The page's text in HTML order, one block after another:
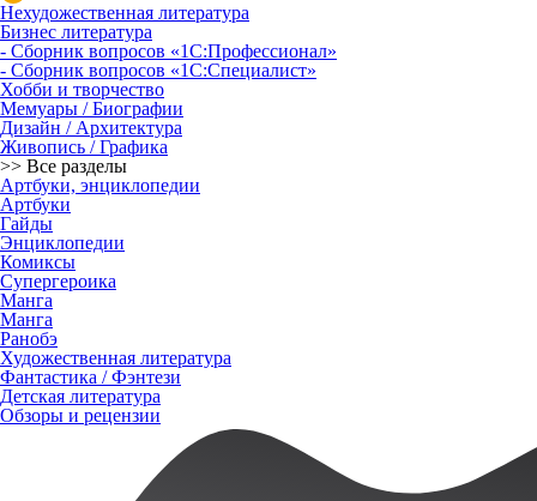
Нехудожественная литература
Бизнес литература
- Сборник вопросов «1С:Профессионал»
- Сборник вопросов «1С:Специалист»
Хобби и творчество
Мемуары / Биографии
Дизайн / Архитектура
Живопись / Графика
>> Все разделы
Артбуки, энциклопедии
Артбуки
Гайды
Энциклопедии
Комиксы
Супергероика
Манга
Манга
Ранобэ
Художественная литература
Фантастика / Фэнтези
Детская литература
Обзоры и рецензии